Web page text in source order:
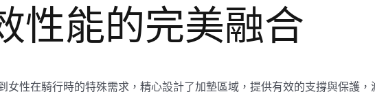
性能的完美融合
女性在騎行時的特殊需求，精心設計了加墊區域，提供有效的支撐與保護，